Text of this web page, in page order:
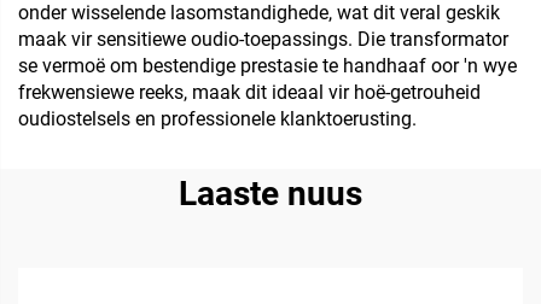
onder wisselende lasomstandighede, wat dit veral geskik
maak vir sensitiewe oudio-toepassings. Die transformator
se vermoë om bestendige prestasie te handhaaf oor 'n wye
frekwensiewe reeks, maak dit ideaal vir hoë-getrouheid
oudiostelsels en professionele klanktoerusting.
Laaste nuus